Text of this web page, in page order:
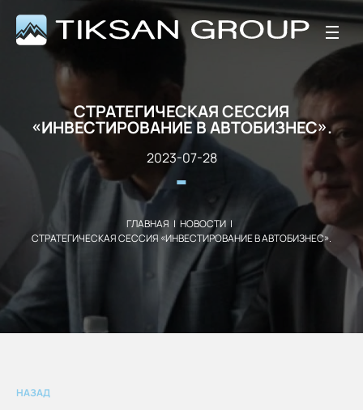
СТРАТЕГИЧЕСКАЯ СЕССИЯ
«ИНВЕСТИРОВАНИЕ В АВТОБИЗНЕС».​
2023-07-28
ГЛАВНАЯ | НОВОСТИ |
СТРАТЕГИЧЕСКАЯ СЕССИЯ «ИНВЕСТИРОВАНИЕ В АВТОБИЗНЕС».​
НАЗАД